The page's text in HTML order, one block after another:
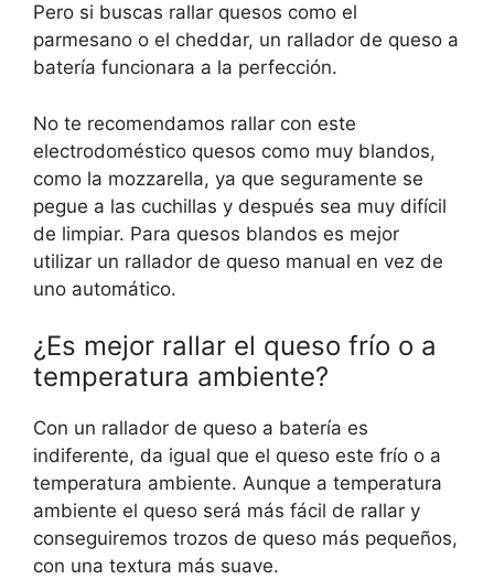
Pero si buscas rallar quesos como el
parmesano o el cheddar, un rallador de queso a
batería funcionara a la perfección.
No te recomendamos rallar con este
electrodoméstico quesos como muy blandos,
como la mozzarella, ya que seguramente se
pegue a las cuchillas y después sea muy difícil
de limpiar. Para quesos blandos es mejor
utilizar un rallador de queso manual en vez de
uno automático.
¿Es mejor rallar el queso frío o a
temperatura ambiente?
Con un rallador de queso a batería es
indiferente, da igual que el queso este frío o a
temperatura ambiente. Aunque a temperatura
ambiente el queso será más fácil de rallar y
conseguiremos trozos de queso más pequeños,
con una textura más suave.